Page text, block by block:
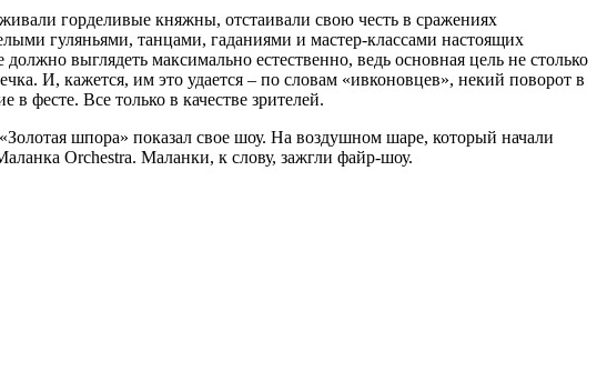
горделивые княжны, отстаивали свою честь в сражениях
гуляньями, танцами, гаданиями и мастер-классами настоящих
выглядеть максимально естественно, ведь основная цель не столько
И, кажется, им это удается – по словам «ивконовцев», некий поворот в
фесте. Все только в качестве зрителей.
шпора» показал свое шоу. На воздушном шаре, который начали
Orchestra. Маланки, к слову, зажгли файр-шоу.